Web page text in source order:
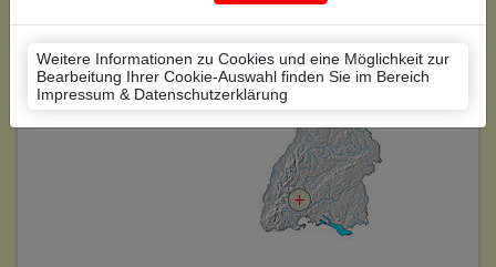
Weitere Informationen zu Cookies und eine Möglichkeit zur
Bearbeitung Ihrer Cookie-Auswahl finden Sie im Bereich
Impressum & Datenschutzerklärung
Historische Gebäudenummer: keine
Lage des Wohnplatzes: